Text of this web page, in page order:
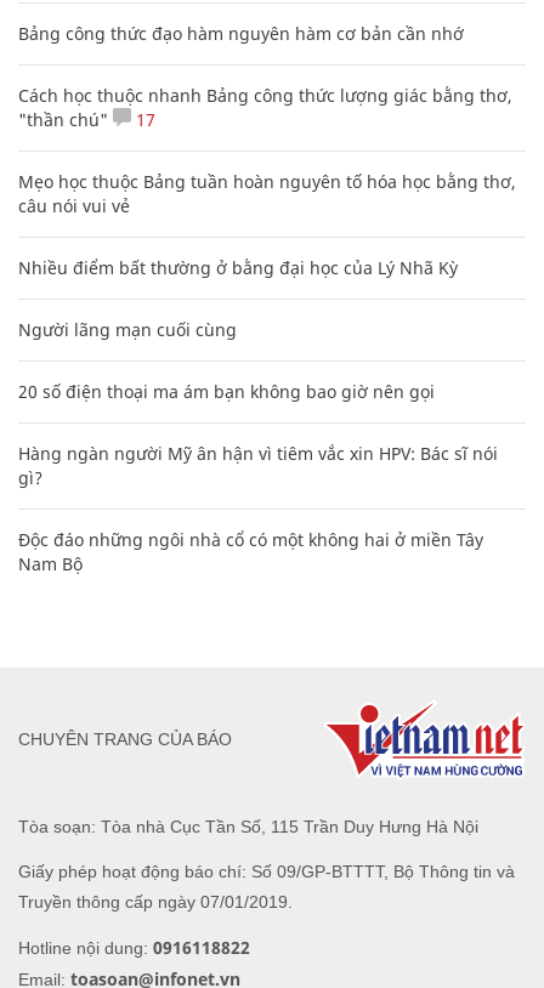
Bảng công thức đạo hàm nguyên hàm cơ bản cần nhớ
Cách học thuộc nhanh Bảng công thức lượng giác bằng thơ,
"thần chú"
17
Mẹo học thuộc Bảng tuần hoàn nguyên tố hóa học bằng thơ,
câu nói vui vẻ
Nhiều điểm bất thường ở bằng đại học của Lý Nhã Kỳ
Người lãng mạn cuối cùng
20 số điện thoại ma ám bạn không bao giờ nên gọi
Hàng ngàn người Mỹ ân hận vì tiêm vắc xin HPV: Bác sĩ nói
gì?
Độc đáo những ngôi nhà cổ có một không hai ở miền Tây
Nam Bộ
Tòa soạn: Tòa nhà Cục Tần Số, 115 Trần Duy Hưng Hà Nội
Giấy phép hoạt động báo chí: Số 09/GP-BTTTT, Bộ Thông tin và
Truyền thông cấp ngày 07/01/2019.
Hotline nội dung: 0916118822
Email: toasoan@infonet.vn
CHUYÊN TRANG CỦA BÁO